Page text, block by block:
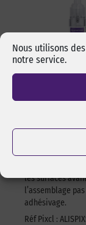
Nous utilisons
notre service.
Alcool
by-pixcl en
Spray de 50 ml
isopropylique de
pixcl, idéal pour
les surfaces
l’assemblage
adhésivage.
Réf Pixcl :